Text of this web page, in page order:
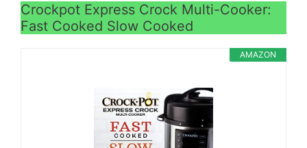
Crockpot Express Crock Multi-Cooker:
Fast Cooked Slow Cooked
AMAZON